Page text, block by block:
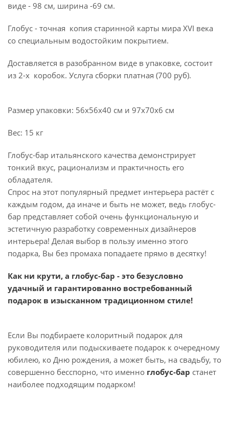
виде - 98 см, ширина -69 см.
Глобус - точная копия старинной карты мира XVI века
со специальным водостойким покрытием.
Доставляется в разобранном виде в упаковке, состоит
из 2-х коробок. Услуга сборки платная (700 руб).
Размер упаковки: 56х56х40 см и 97х70х6 см
Вес: 15 кг
Глобус-бар итальянского качества демонстрирует
тонкий вкус, рационализм и практичность его
обладателя.
Спрос на этот популярный предмет интерьера растёт с
каждым годом, да иначе и быть не может, ведь глобус-
бар представляет собой очень функциональную и
эстетичную разработку современных дизайнеров
интерьера! Делая выбор в пользу именно этого
подарка, Вы без промаха попадаете прямо в десятку!
Как ни крути, а глобус-бар - это безусловно
удачный и гарантированно востребованный
подарок в изысканном традиционном стиле!
Если Вы подбираете колоритный подарок для
руководителя или подыскиваете подарок к очередному
юбилею, ко Дню рождения, а может быть, на свадьбу, то
совершенно бесспорно, что именно глобус-бар станет
наиболее подходящим подарком!